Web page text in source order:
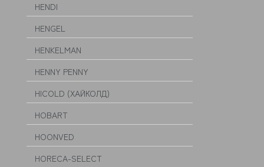
HENDI
HENGEL
HENKELMAN
HENNY PENNY
HICOLD (ХАЙКОЛД)
HOBART
HOONVED
HORECA-SELECT